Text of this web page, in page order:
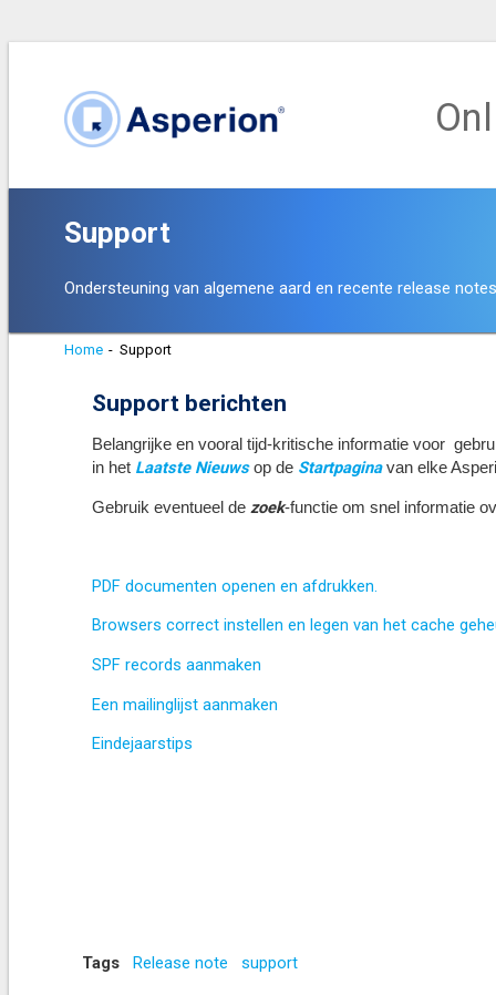
Support
Ondersteuning van algemene aard en recente release notes
Home - Support
Support berichten
Belangrijke en vooral tijd-kritische informatie voor
in het Laatste Nieuws op de Startpaginavan elke
Gebruik eventueel de zoek-functie om snel informatie
PDF documenten openen en afdrukken.
Browsers correct instellen en legen van het cache
SPF records aanmaken
Een mailinglijst aanmaken
Eindejaarstips
Tags Release note support